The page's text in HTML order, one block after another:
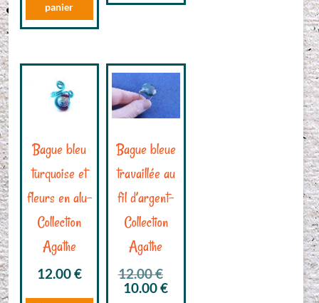
panier
Bague bleu
turquoise et
fleurs en alu-
Collection
Agathe
12.00€
Bague bleue
travaillée au
fil d’argent-
Collection
Agathe
12.00€
10.00€Le